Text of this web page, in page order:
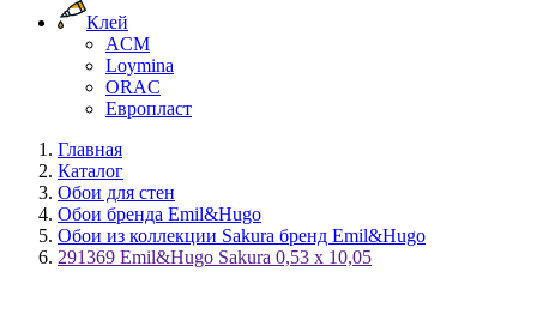
Клей
ACM
Loymina
ORAC
Европласт
Главная
Каталог
Обои для стен
Обои бренда Emil&Hugo
Обои из коллекции Sakura бренд Emil&Hugo
291369 Emil&Hugo Sakura 0,53 x 10,05